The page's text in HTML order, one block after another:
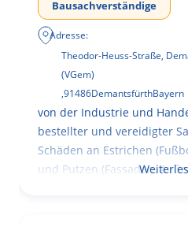
Bausachverständige
Adresse:
Theodor-Heuss-Straße,
(VGem)
,91486DemantsfürthBayern
von der Industrie und
bestellter und vereidigter
Schäden an Estrichen
und Putzen (Fassaden,